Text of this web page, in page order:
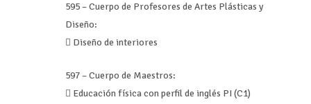
595 – Cuerpo de Profesores de Artes Plásticas y
Diseño:
 Diseño de interiores
597 – Cuerpo de Maestros:
 Educación física con perfil de inglés PI (C1)